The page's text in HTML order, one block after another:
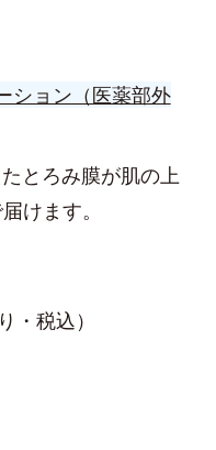
ション（医薬部外
とろみ膜が肌の上
けます。
・税込）